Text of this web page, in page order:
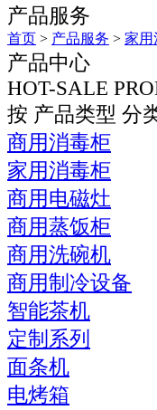
产品服务
首页 > 产品服务 > 家用
产品中心
HOT-SALE
按 产品类型 分
商用消毒柜
家用消毒柜
商用电磁灶
商用蒸饭柜
商用洗碗机
商用制冷设备
智能茶机
定制系列
面条机
电烤箱